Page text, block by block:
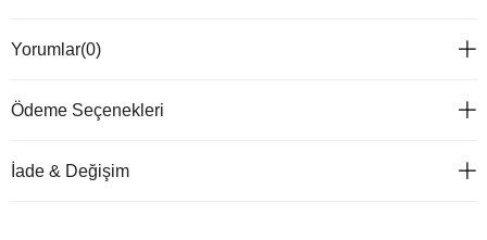
Yorumlar(0)
Ödeme Seçenekleri
İade & Değişim